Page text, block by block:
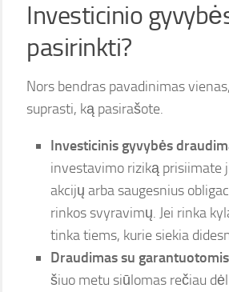
Investicinio
pasirinkti?
Nors bendras pavadinimas
suprasti, ką pasirašote.
Investicinis gyvybės
investavimo riziką prisiimate
akcijų arba saugesnius
rinkos svyravimų. Jei rinka
tinka tiems, kurie siekia
Draudimas su
šiuo metu siūlomas rečiau